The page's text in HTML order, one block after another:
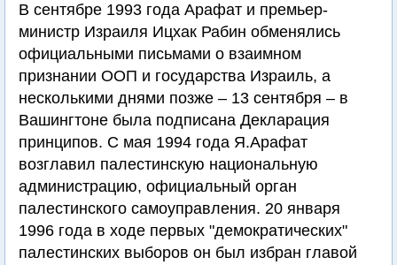
В сентябре 1993 года Арафат и премьер-
министр Израиля Ицхак Рабин обменялись
официальными письмами о взаимном
признании ООП и государства Израиль, а
несколькими днями позже – 13 сентября – в
Вашингтоне была подписана Декларация
принципов. С мая 1994 года Я.Арафат
возглавил палестинскую национальную
администрацию, официальный орган
палестинского самоуправления. 20 января
1996 года в ходе первых "демократических"
палестинских выборов он был избран главой